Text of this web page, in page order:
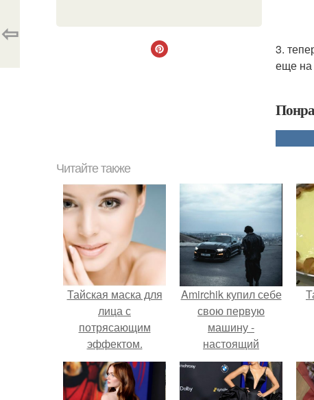
3.
еще на
⇦
Читайте также
Тайская маска для
лица с
потрясающим
эффектом.
Amirchik купил себе
свою первую
машину -
настоящий
автомобиль мечты
для многих
автолюбителей.